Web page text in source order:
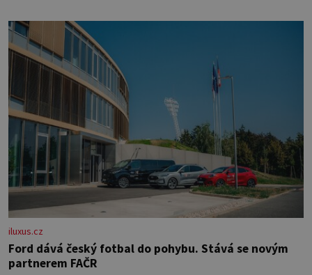
iluxus.cz
Ford dává český fotbal do pohybu. Stává se novým
partnerem FAČR